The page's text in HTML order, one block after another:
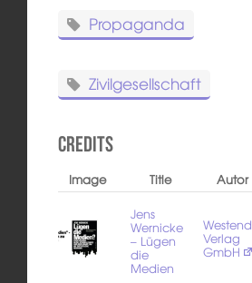
Propaganda
Zivilgesellschaft
Credits
Image Title Autor
Jens
Wernicke
– Lügen
die
Medien
Westend
Verlag
GmbH